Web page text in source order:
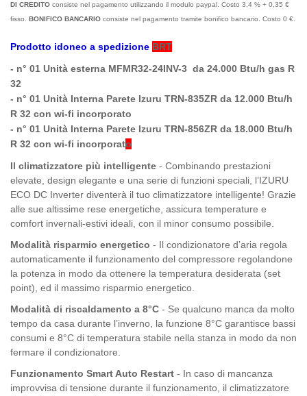
DI CREDITO consiste nel pagamento utilizzando il modulo paypal. Costo 3,4 % + 0,35 €
fisso. BONIFICO BANCARIO consiste nel pagamento tramite bonifico bancario. Costo 0 €.
Prodotto idoneo a spedizione BRT
- n° 01 Unità esterna MFMR32-24INV-3 da 24.000 Btu/h gas R
32
- n° 01 Unità Interna Parete Izuru TRN-835ZR da 12.000 Btu/h
R 32 con wi-fi incorporato
- n° 01 Unità Interna Parete Izuru TRN-856ZR da 18.000 Btu/h
R 32 con wi-fi incorporato
Il climatizzatore più intelligente - Combinando prestazioni
elevate, design elegante e una serie di funzioni speciali, l’IZURU
ECO DC Inverter diventerà il tuo climatizzatore intelligente! Grazie
alle sue altissime rese energetiche, assicura temperature e
comfort invernali-estivi ideali, con il minor consumo possibile.
Modalità risparmio energetico - Il condizionatore d’aria re­gola
automaticamente il fun­zionamento del compres­sore regolandone
la poten­za in modo da ottenere la temperatura desiderata (set
point), ed il massimo rispar­mio energetico.
Modalità di riscaldamento a 8°C - Se qualcuno manca da mol­to
tempo da casa durante l’inverno, la funzione 8°C ga­rantisce bassi
consumi e 8°C di temperatura stabile nella stanza in modo da non
fer­mare il condizionatore.
Funzionamento Smart Auto Restart - In caso di mancanza
improv­visa di tensione durante il fun­zionamento, il climatizzatore